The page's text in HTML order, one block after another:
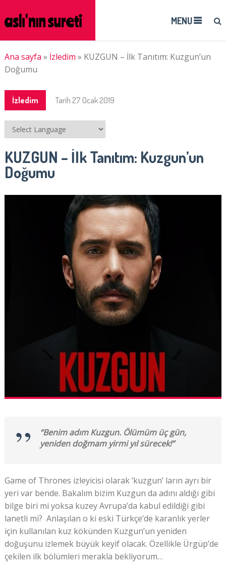
MENU
Ana sayfa » İzledim » KUZGUN – İlk Tanıtım: Kuzgun’un
Doğumu
İzledim Tarih 27 Ocak 2019
KUZGUN – İlk Tanıtım: Kuzgun’un
Doğumu
“Benim adım Kuzgun. Ölümüm üç gün,
yeniden doğmam yirmi yıl sürecek!”
Game of Thrones izleyicisi olarak ‘kuzgun’ ların ayrı bir
yeri var bende. Bakalım bizim Kuzgun da adını aldığı gibi
bilge biri mi yoksa kuzey Avrupa’da kabul edildiği gibi
lanetli mi? Anlaşılan o ki eski Türkçe’de karanlık yerler
için kullanılan kuz kökünden Kuzgun’un yeniden
doğuşunu izlemek büyük keyif olacak. Özellikle Ürgüp’de
çekilen ilk bölümleri merakla bekliyorum…